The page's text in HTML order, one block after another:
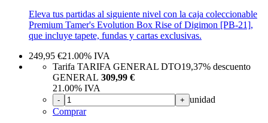
Eleva tus partidas al siguiente nivel con la caja coleccionable
Premium Tamer's Evolution Box Rise of Digimon [PB-21],
que incluye tapete, fundas y cartas exclusivas.
249,95 €21.00% IVA
Tarifa TARIFA GENERAL DTO19,37% descuento
GENERAL 309,99 €
21.00% IVA
- + unidad
Comprar